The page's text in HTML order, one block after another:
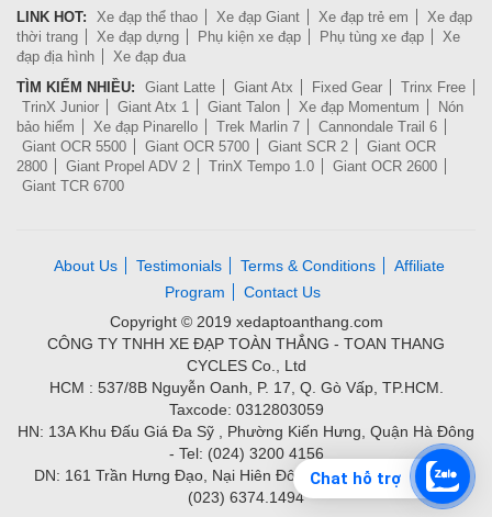
Chat hỗ trợ
LINK HOT: Xe đạp thể thao Xe đạp Giant Xe đạp trẻ em
Xe đạp
thời trang
Xe đạp dựng Phụ kiện xe đạp Phụ tùng xe đạp
Xe
đạp địa hình
Xe đạp đua
TÌM KIẾM NHIỀU:
Giant Latte Giant Atx Fixed Gear
Trinx Free
TrinX Junior
Giant Atx 1 Giant Talon Xe đạp Momentum
Nón
bảo hiểm
Xe đạp Pinarello Trek Marlin 7
Cannondale Trail 6
Giant OCR 5500
Giant OCR 5700 Giant SCR 2
Giant OCR
2800
Giant Propel ADV 2 TrinX Tempo 1.0
Giant OCR 2600
Giant TCR 6700
About Us Testimonials Terms & Conditions
Affiliate
Program
Contact Us
Copyright © 2019 xedaptoanthang.com
CÔNG TY TNHH XE ĐẠP TOÀN THẮNG - TOAN THANG
CYCLES Co., Ltd
HCM : 537/8B Nguyễn Oanh, P. 17, Q. Gò Vấp, TP.HCM.
Taxcode: 0312803059
HN: 13A Khu Đấu Giá Đa Sỹ , Phường Kiến Hưng, Quận Hà Đông
- Tel: (024) 3200 4156
DN: 161 Trần Hưng Đạo, Nại Hiên Đông, Quận Sơn Trà - Tel:
(023) 6374.1494